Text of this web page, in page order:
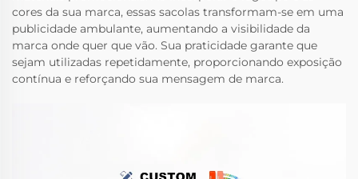
cores da sua marca, essas sacolas transformam-se em uma
publicidade ambulante, aumentando a visibilidade da
marca onde quer que vão. Sua praticidade garante que
sejam utilizadas repetidamente, proporcionando exposição
contínua e reforçando sua mensagem de marca.